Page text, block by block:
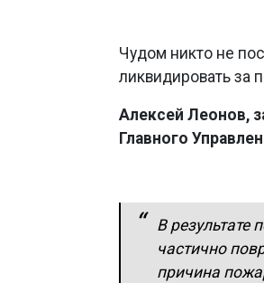
Чудом никто не
ликвидировать за
Алексей Леонов,
Главного
В результате
частично
причина